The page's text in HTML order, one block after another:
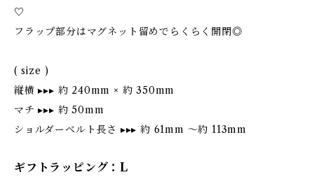
♡
フラップ部分はマグネット留めでらくらく開閉◎
( size )
縦横 ▸▸▸ 約 240mm × 約 350mm
マチ ▸▸▸ 約 50mm
ショルダーベルト長さ ▸▸▸ 約 61mm 〜約 113mm
ギフトラッピング：L